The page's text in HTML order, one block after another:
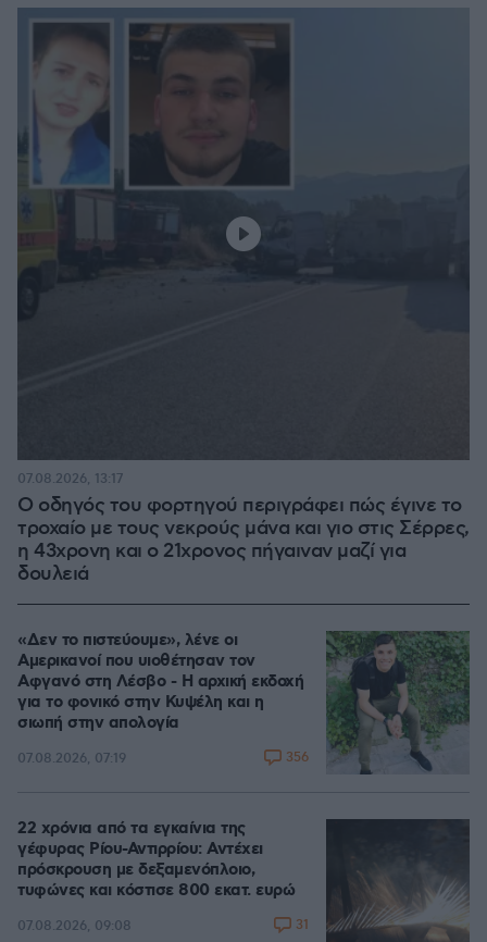
Ο οδηγός του φορτηγού περιγράφει πώς έγινε το
τροχαίο με τους νεκρούς μάνα και γιο στις Σέρρες,
η 43χρονη και ο 21χρονος πήγαιναν μαζί για
δουλειά
07.08.2026, 13:17
«Δεν το πιστεύουμε», λένε οι
Αμερικανοί που υιοθέτησαν τον
Αφγανό στη Λέσβο - Η αρχική εκδοχή
για το φονικό στην Κυψέλη και η
σιωπή στην απολογία
07.08.2026, 07:19 356
22 χρόνια από τα εγκαίνια της
γέφυρας Ρίου-Αντιρρίου: Αντέχει
πρόσκρουση με δεξαμενόπλοιο,
τυφώνες και κόστισε 800 εκατ. ευρώ
07.08.2026, 09:08 31